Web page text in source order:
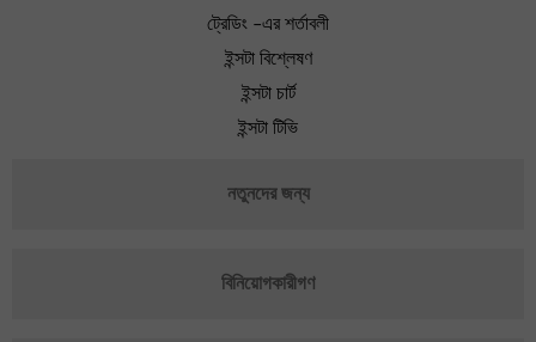
ট্রেডিং -এর শর্তাবলী
ইন্সটা বিশ্লেষণ
ইন্সটা চার্ট
ইন্সটা টিভি
নতুনদের জন্য
বিনিয়োগকারীগণ